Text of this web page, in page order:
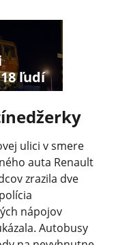
ľudí
ulici v smere
auta Renault
zrazila dve
polícia
nápojov
Autobusy